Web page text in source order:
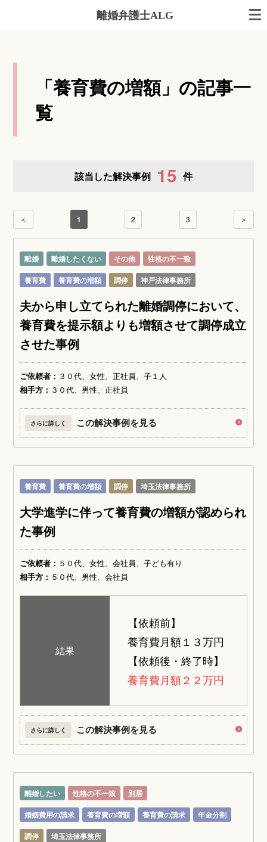
離婚弁護士ALG
「養育費の増額」の記事一
覧
該当した解決事例 15 件
＜ 1 2 3 ＞
離婚 離婚したくない その他
性格の不一致
養育費
養育費の増額 調停 神戸法律事務所
夫から申し立てられた離婚調停において、
養育費を提示額よりも増額させて調停成立
させた事例
ご依頼者： ３０代、女性、正社員、子１人
相手方： ３０代、男性、正社員
さらに詳しく この解決事例を見る
養育費 養育費の増額 調停 埼玉法律事務所
大学進学に伴って養育費の増額が認められ
た事例
ご依頼者： ５０代、女性、会社員、子ども有り
相手方： ５０代、男性、会社員
結果
【依頼前】
養育費月額１３万円
【依頼後・終了時】
養育費月額２２万円
さらに詳しく この解決事例を見る
離婚したい 性格の不一致
別居
婚姻費用の請求
養育費の増額 養育費の請求
年金分割
調停
埼玉法律事務所